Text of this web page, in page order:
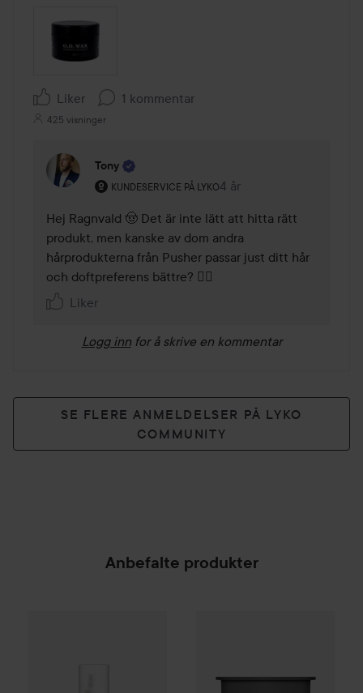
Liker 1 kommentar
425 visninger
Tony
KUNDESERVICE PÅ LYKO
Brukerens rolle: Kundeservice på Lyko.
4 år
Kommentaren lades 4 år
Hej Ragnvald 🤠 Det är inte lätt att hitta rätt
produkt, men kanske av dom andra
hårprodukterna från Pusher passar just ditt hår
och doftpreferens bättre? 👍🏻
Liker
Logg inn for å skrive en kommentar
SE FLERE ANMELDELSER PÅ LYKO
COMMUNITY
Anbefalte produkter